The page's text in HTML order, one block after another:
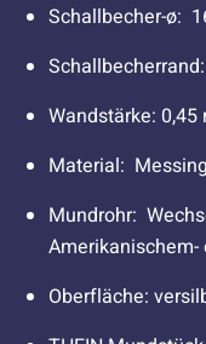
Schallbecher-ø:
Wandstärke: 0,45
Material: Messing
Mundrohr:
Oberfläche: